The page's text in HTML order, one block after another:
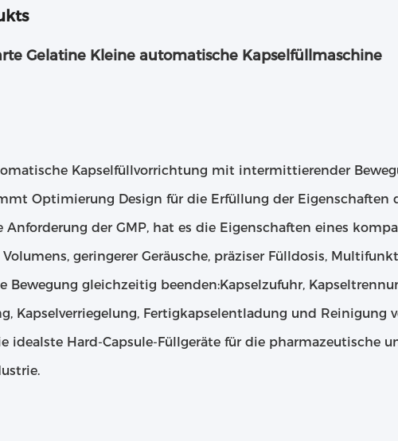
Gelatine Kleine automatische Kapselfüllmaschine
Kapselfüllvorrichtung mit intermittierender
Optimierung Design für die Erfüllung der Eigenschaften
der GMP, hat es die Eigenschaften eines
geringerer Geräusche, präziser Fülldosis,
Bewegung gleichzeitig beenden:Kapselzufuhr,
Kapselverriegelung, Fertigkapselentladung und Reinigung
idealste Hard-Capsule-Füllgeräte für die pharmazeutische